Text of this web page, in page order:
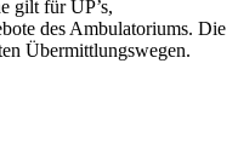
gilt für UP’s,
des Ambulatoriums. Die
Übermittlungswegen.